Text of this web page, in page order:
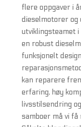
flere oppgaver i
dieselmotorer
utviklingsteamet i
en robust
funksjonelt
kan reparere
erfaring, høy
livsstilsendring
samboer må vi